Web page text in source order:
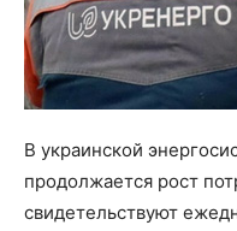
В украинской
продолжается рост
свидетельствуют